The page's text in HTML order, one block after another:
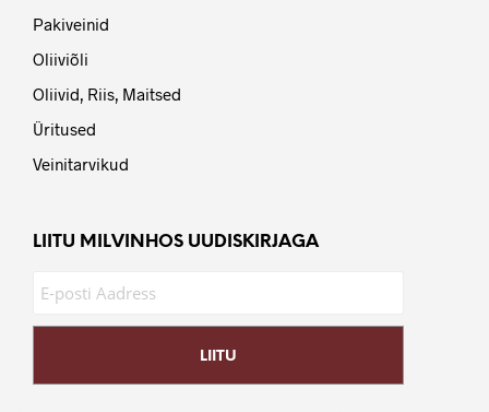
Pakiveinid
Oliiviõli
Oliivid, Riis, Maitsed
Üritused
Veinitarvikud
LIITU MILVINHOS UUDISKIRJAGA